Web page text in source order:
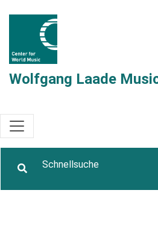
Wolfgang Laade